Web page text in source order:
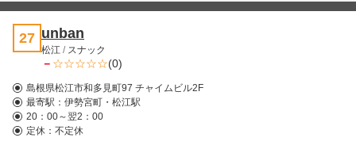
27 unban
松江 / スナック
－ (0)
島根県松江市和多見町97 チャイムビル2F
最寄駅： 伊勢宮町・松江駅
20：00～翌2：00
定休：不定休